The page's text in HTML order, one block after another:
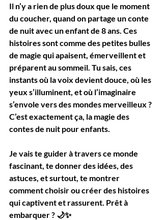
Il n’y a rien de plus doux que le moment
du coucher, quand on partage un conte
de nuit avec un enfant de 8 ans. Ces
histoires sont comme des petites bulles
de magie qui apaisent, émerveillent et
préparent au sommeil. Tu sais, ces
instants où la voix devient douce, où les
yeux s’illuminent, et où l’imaginaire
s’envole vers des mondes merveilleux ?
C’est exactement ça, la magie des
contes de nuit pour enfants.
Je vais te guider à travers ce monde
fascinant, te donner des idées, des
astuces, et surtout, te montrer
comment choisir ou créer des histoires
qui captivent et rassurent. Prêt à
embarquer ? 🌙✨